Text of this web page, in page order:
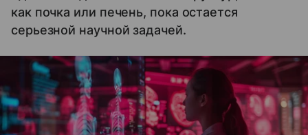
как почка или печень, пока остается
серьезной научной задачей.